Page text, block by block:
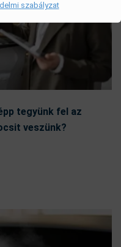
szabályzat
tegyünk fel az
veszünk?